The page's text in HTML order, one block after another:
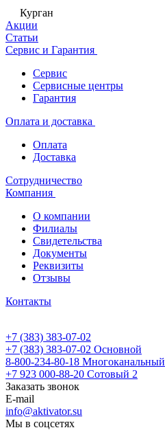
Курган
Акции
Статьи
Сервис и Гарантия
Сервис
Сервисные центры
Гарантия
Оплата и доставка
Оплата
Доставка
Сотрудничество
Компания
О компании
Филиалы
Свидетельства
Документы
Реквизиты
Отзывы
Контакты
+7 (383) 383-07-02
+7 (383) 383-07-02 Основной
8-800-234-80-18 Многоканальный
+7 923 000-88-20 Сотовый 2
Заказать звонок
E-mail
info@aktivator.su
Мы в соцсетях